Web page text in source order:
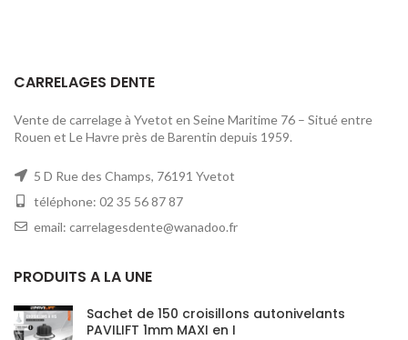
CARRELAGES DENTE
Vente de carrelage à Yvetot en Seine Maritime 76 – Situé entre
Rouen et Le Havre près de Barentin depuis 1959.
5 D Rue des Champs, 76191 Yvetot
téléphone: 02 35 56 87 87
email: carrelagesdente@wanadoo.fr
PRODUITS A LA UNE
Sachet de 150 croisillons autonivelants
PAVILIFT 1mm MAXI en I